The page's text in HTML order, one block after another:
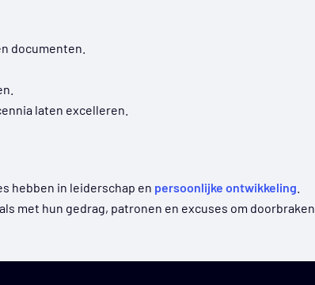
documenten.
laten excelleren.
hebben in leiderschap en persoonlijke ontwikkeling
met hun gedrag, patronen en excuses om doorbraken